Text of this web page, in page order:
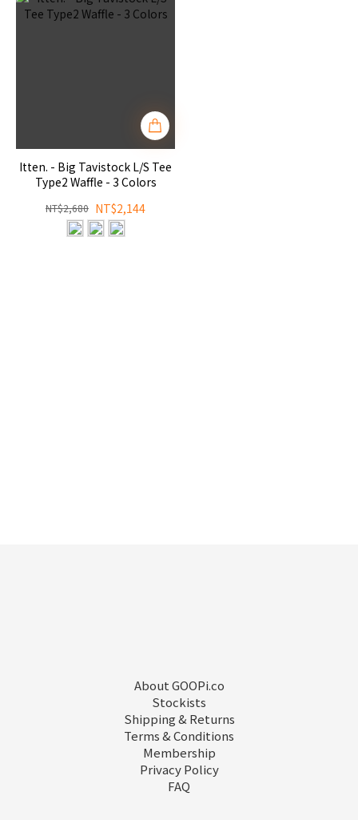
Itten. - Big Tavistock L/S Tee
Type2 Waffle - 3 Colors
NT$2,144
NT$2,680
About GOOPi.co
Stockists
Shipping & Returns
Terms & Conditions
Membership
Privacy Policy
FAQ